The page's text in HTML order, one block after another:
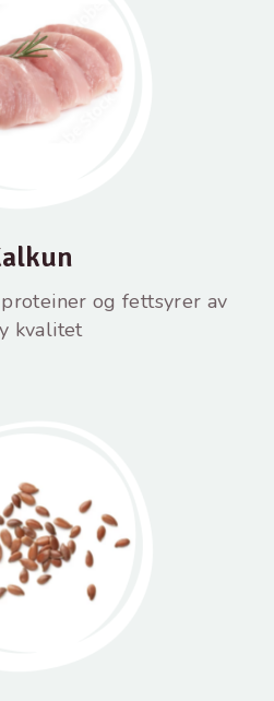
og fettsyrer av
kvalitet